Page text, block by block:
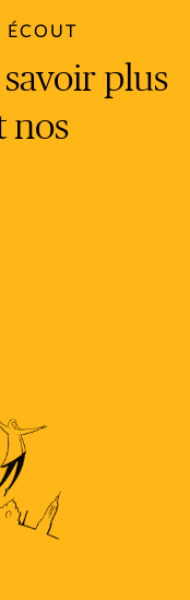
ÉCOUT
plus
nos